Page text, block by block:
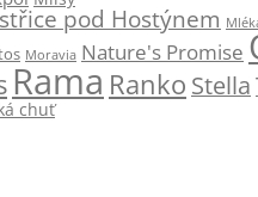
pod Hostýnem
Moravia Nature's Promise
Rama Ranko Stella
chuť